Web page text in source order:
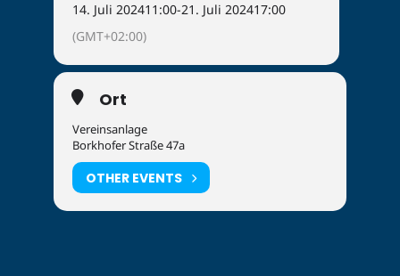
14. Juli 202411:00-21. Juli 202417:00
(GMT+02:00)
Ort
Vereinsanlage
Borkhofer Straße 47a
OTHER EVENTS